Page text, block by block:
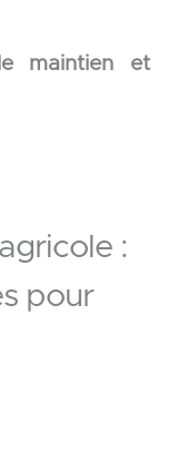
maintien et
:
pour